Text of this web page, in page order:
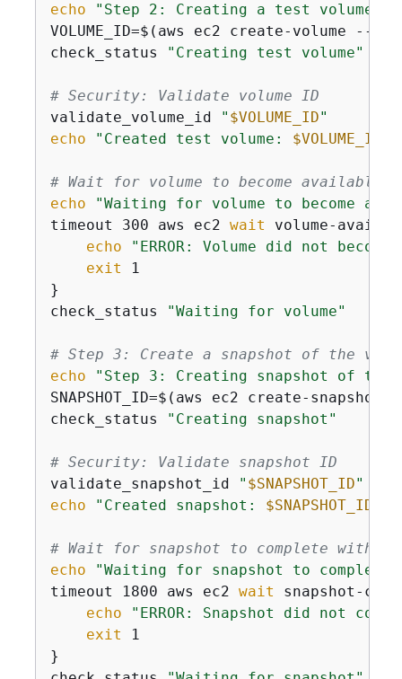
echo
"Step 2: Creating a test volume
VOLUME_ID=$(aws ec2 create-volume --
check_status
"Creating test volume"
# Security: Validate volume ID
validate_volume_id
" $VOLUME_ID"
echo
"Created test volume: $VOLUME_ID
# Wait for volume to become available
echo
"Waiting for volume to become
timeout 300 aws ec2 wait volume-
echo
"ERROR: Volume did not
exit 1
}
check_status
"Waiting for volume"
# Step 3: Create a snapshot of the
echo
"Step 3: Creating snapshot of the
SNAPSHOT_ID=$(aws ec2 create-
check_status
"Creating snapshot"
# Security: Validate snapshot ID
validate_snapshot_id
" $SNAPSHOT_ID"
echo
"Created snapshot: $SNAPSHOT_ID
# Wait for snapshot to complete with
echo
"Waiting for snapshot to
timeout 1800 aws ec2 wait snapshot-
echo
"ERROR: Snapshot did not
exit 1
}